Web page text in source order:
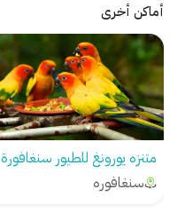
أماكن أخرى
متنزه يورونغ للطيور سنغافورة
سنغافوره